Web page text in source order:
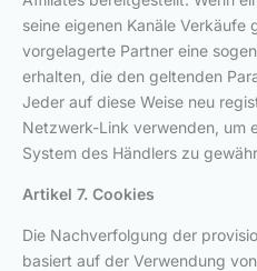
seine eigenen Kanäle Verkäufe
vorgelagerte Partner eine
erhalten, die den geltenden
Jeder auf diese Weise neu
Netzwerk-Link verwenden, um
System des Händlers zu
Artikel 7. Cookies
Die Nachverfolgung der
basiert auf der Verwendung